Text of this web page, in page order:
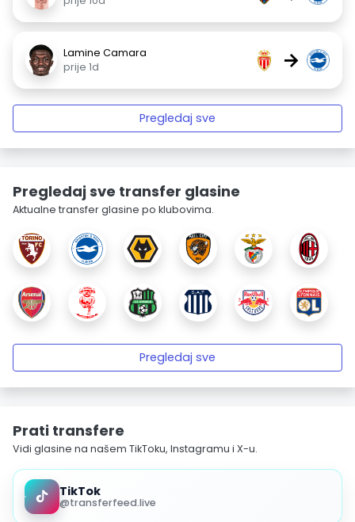
Lamine Camara
prije 1d
→
Pregledaj sve
Pregledaj sve transfer glasine
Aktualne transfer glasine po klubovima.
Pregledaj sve
Prati transfere
Vidi glasine na našem TikToku, Instagramu i X-u.
TikTok
@transferfeed.live